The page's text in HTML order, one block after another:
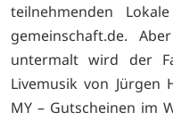
teilnehmenden
gemeinschaft.de.
untermalt wird der
Livemusik von Jürgen
MY – Gutscheinen im